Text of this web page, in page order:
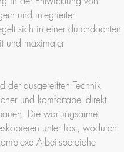
und integrierter
sich in einer durchdachten
und maximaler
der ausgereiften Technik
und komfortabel direkt
Die wartungsarme
unter Last, wodurch
Arbeitsbereiche